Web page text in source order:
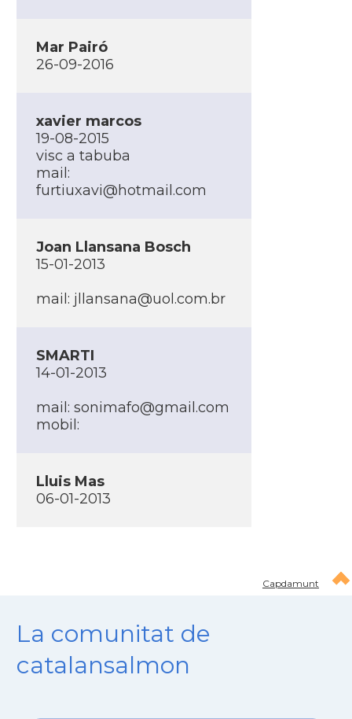
Mar Pairó
26-09-2016
xavier marcos
19-08-2015
visc a tabuba
mail:
furtiuxavi@hotmail.com
Joan Llansana Bosch
15-01-2013
mail: jllansana@uol.com.br
SMARTI
14-01-2013
mail: sonimafo@gmail.com
mobil:
Lluis Mas
06-01-2013
Capdamunt
La comunitat de
catalansalmon